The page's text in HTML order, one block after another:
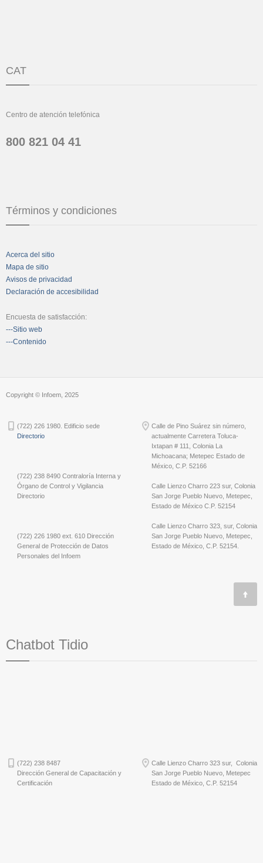
CAT
Centro de atención telefónica
800 821 04 41
Términos y condiciones
Acerca del sitio
Mapa de sitio
Avisos de privacidad
Declaración de accesibilidad
Encuesta de satisfacción:
---Sitio web
---Contenido
Copyright © Infoem, 2025
(722) 226 1980. Edificio sede
Directorio
(722) 238 8490 Contraloría Interna y
Órgano de Control y Vigilancia
Directorio
(722) 226 1980 ext. 610 Dirección
General de Protección de Datos
Personales del Infoem
Calle de Pino Suárez sin número,
actualmente Carretera Toluca-
Ixtapan # 111, Colonia La
Michoacana; Metepec Estado de
México, C.P. 52166
Calle Lienzo Charro 223 sur, Colonia
San Jorge Pueblo Nuevo, Metepec,
Estado de México C.P. 52154
Calle Lienzo Charro 323, sur, Colonia
San Jorge Pueblo Nuevo, Metepec,
Estado de México, C.P. 52154.
Chatbot Tidio
(722) 238 8487
Dirección General de Capacitación y
Certificación
Calle Lienzo Charro 323 sur, Colonia
San Jorge Pueblo Nuevo, Metepec
Estado de México, C.P. 52154